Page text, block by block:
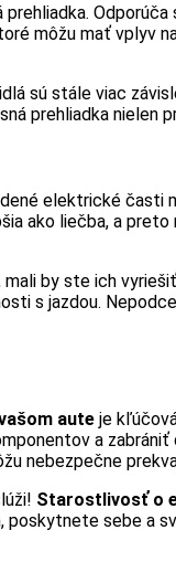
môžu mať vplyv
sú stále viac
prehliadka nielen
elektrické časti
ako liečba, a
by ste ich
s jazdou.
aute je
a
nebezpečne
Starostlivosť o
sebe a